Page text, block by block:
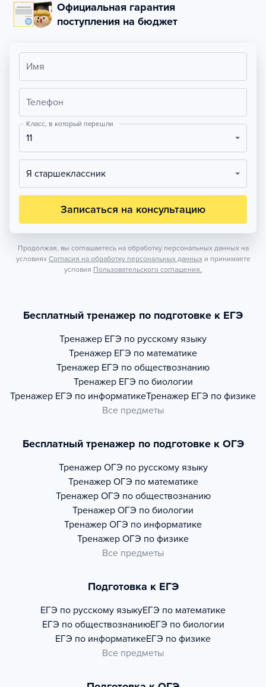
Официальная гарантия
поступления на бюджет
Имя
Телефон
Класс, в который перешли
11
Я старшеклассник
Записаться на консультацию
Продолжая, вы соглашаетесь на обработку персональных данных на
условиях Согласия на обработку персональных данных и принимаете
условия Пользовательского соглашения.
Бесплатный тренажер по подготовке к ЕГЭ
Тренажер ЕГЭ по русскому языку
Тренажер ЕГЭ по математике
Тренажер ЕГЭ по обществознанию
Тренажер ЕГЭ по биологии
Тренажер ЕГЭ по информатикеТренажер ЕГЭ по физике
Все предметы
Бесплатный тренажер по подготовке к ОГЭ
Тренажер ОГЭ по русскому языку
Тренажер ОГЭ по математике
Тренажер ОГЭ по обществознанию
Тренажер ОГЭ по биологии
Тренажер ОГЭ по информатике
Тренажер ОГЭ по физике
Все предметы
Подготовка к ЕГЭ
ЕГЭ по русскому языкуЕГЭ по математике
ЕГЭ по обществознаниюЕГЭ по биологии
ЕГЭ по информатикеЕГЭ по физике
Все предметы